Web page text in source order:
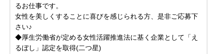
るお仕事です。
女性を美しくすることに喜びを感じられる方、是非ご応募下
さい♪
◆厚生労働省が定める女性活躍推進法に基く企業として「え
るぼし」認定を取得(二つ星)